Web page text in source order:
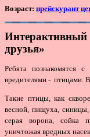
Возраст: прейскурант
друзья»
Ребята познакомятся
вредителями - птицами.
Такие птицы, как
весной, пищуха, синицы,
серая ворона, сойка
уничтожая вредных